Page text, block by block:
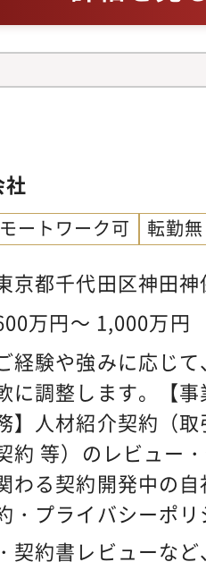
り、企業法務とし
・ご自身でタイム
フレキシブルに働
あり）＜部署の業
る法務支援・遵法
対応支援・グルー
と推進
方にとっては、非
られる環境です。■
・確認・社内規程
・宅建業及び建設
】・定時株主総会
レートガバナンス
】・リスク管理.コ
ループ親会社との連
係争の対応・その
）オープンハウス
成長を続ける環境
ャレンジしスキル
ョンです。※総務課
っております。
ートワーク可 転勤無
京都千代田区神田
階
600万円～ 1,000万円
経験や強みに応じ
に調整します。【
】人材紹介契約（
約 等）のレビュー
わる契約開発中の
・プライバシーポ
業の立ち上げに参画
・契約書レビューな